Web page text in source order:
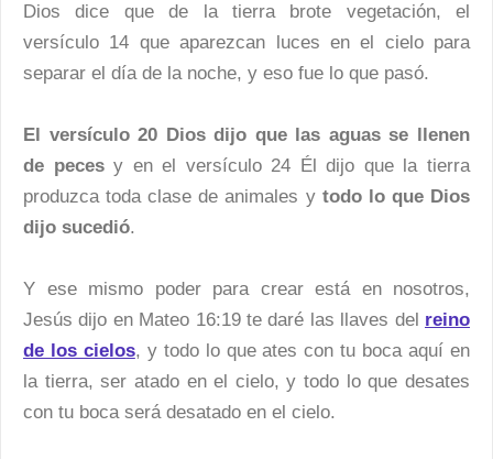
Dios dice que de la tierra brote vegetación, el
versículo 14 que aparezcan luces en el cielo para
separar el día de la noche, y eso fue lo que pasó.
El versículo 20 Dios dijo que las aguas se llenen
de pecesy en el versículo 24 Él dijo que la tierra
produzca toda clase de animales y todo lo que Dios
dijo sucedió.
Y ese mismo poder para crear está en nosotros,
Jesús dijo en Mateo 16:19 te daré las llaves del reino
de los cielos, y todo lo que ates con tu boca aquí en
la tierra, ser atado en el cielo, y todo lo que desates
con tu boca será desatado en el cielo.